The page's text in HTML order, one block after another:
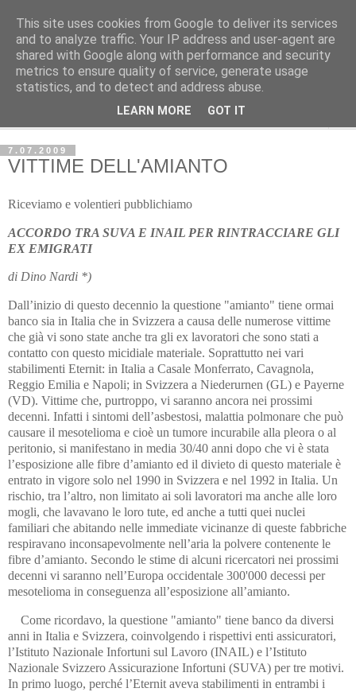
Avvenire dei Lavoratori
ECONOMIA
7.07.2009
VITTIME DELL'AMIANTO
Riceviamo e volentieri pubblichiamo
ACCORDO TRA SUVA E INAIL PER RINTRACCIARE GLI
EX EMIGRATI
di Dino Nardi *)
Dall’inizio di questo decennio la questione "amianto" tiene ormai
banco sia in Italia che in Svizzera a causa delle numerose vittime
che già vi sono state anche tra gli ex lavoratori che sono stati a
contatto con questo micidiale materiale. Soprattutto nei vari
stabilimenti Eternit: in Italia a Casale Monferrato, Cavagnola,
Reggio Emilia e Napoli; in Svizzera a Niederurnen (GL) e Payerne
(VD). Vittime che, purtroppo, vi saranno ancora nei prossimi
decenni. Infatti i sintomi dell’asbestosi, malattia polmonare che può
causare il mesotelioma e cioè un tumore incurabile alla pleora o al
peritonio, si manifestano in media 30/40 anni dopo che vi è stata
l’esposizione alle fibre d’amianto ed il divieto di questo materiale è
entrato in vigore solo nel 1990 in Svizzera e nel 1992 in Italia. Un
rischio, tra l’altro, non limitato ai soli lavoratori ma anche alle loro
mogli, che lavavano le loro tute, ed anche a tutti quei nuclei
familiari che abitando nelle immediate vicinanze di queste fabbriche
respiravano inconsapevolmente nell’aria la polvere contenente le
fibre d’amianto. Secondo le stime di alcuni ricercatori nei prossimi
decenni vi saranno nell’Europa occidentale 300'000 decessi per
mesotelioma in conseguenza all’esposizione all’amianto.
Come ricordavo, la questione "amianto" tiene banco da diversi
anni in Italia e Svizzera, coinvolgendo i rispettivi enti assicuratori,
l’Istituto Nazionale Infortuni sul Lavoro (INAIL) e l’Istituto
Nazionale Svizzero Assicurazione Infortuni (SUVA) per tre motivi.
In primo luogo, perché l’Eternit aveva stabilimenti in entrambi i
This site uses cookies from Google to deliver its services
and to analyze traffic. Your IP address and user-agent are
shared with Google along with performance and security
metrics to ensure quality of service, generate usage
statistics, and to detect and address abuse.
LEARN MORE GOT IT